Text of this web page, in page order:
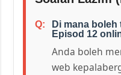
Di mana
Episod 12
Anda boleh
web